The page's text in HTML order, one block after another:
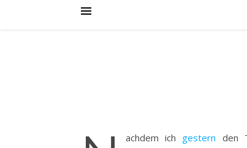
achdem ich gestern den